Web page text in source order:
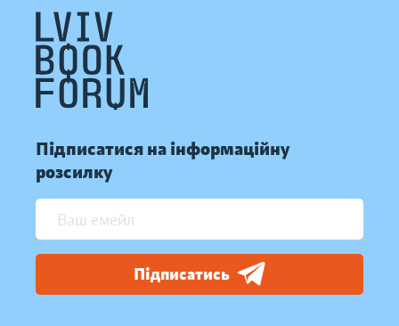
Підписатися на інформаційну
розсилку
Підписатись